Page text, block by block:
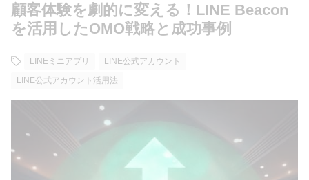
顧客体験を劇的に変える！LINE Beacon
を活用したOMO戦略と成功事例
LINEミニアプリ
LINE公式アカウント
LINE公式アカウント活用法